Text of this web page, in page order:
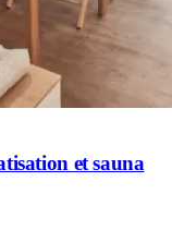
et sauna